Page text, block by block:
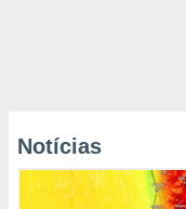
Notícias